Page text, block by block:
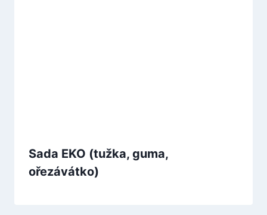
Sada EKO (tužka, guma,
ořezávátko)